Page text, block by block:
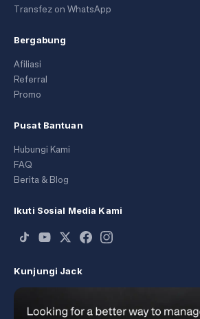
Transfez on WhatsApp
Bergabung
Afiliasi
Referral
Promo
Pusat Bantuan
Hubungi Kami
FAQ
Berita & Blog
Ikuti Sosial Media Kami
Kunjungi Jack